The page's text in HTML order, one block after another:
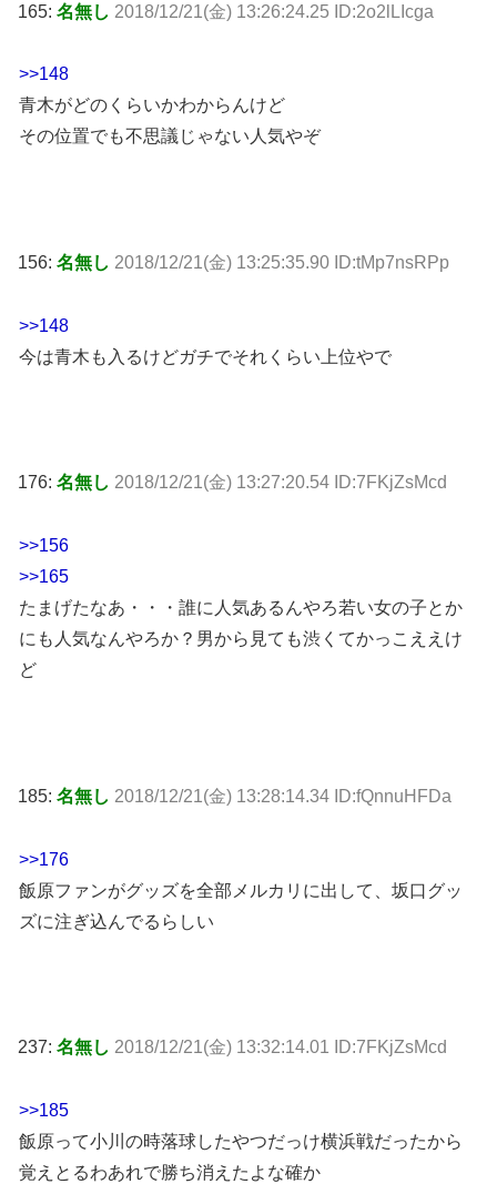
165: 名無し 2018/12/21(金) 13:26:24.25 ID:2o2lLIcga
>>148
青木がどのくらいかわからんけど
その位置でも不思議じゃない人気やぞ
156: 名無し 2018/12/21(金) 13:25:35.90 ID:tMp7nsRPp
>>148
今は青木も入るけどガチでそれくらい上位やで
176: 名無し 2018/12/21(金) 13:27:20.54 ID:7FKjZsMcd
>>156
>>165
たまげたなあ・・・誰に人気あるんやろ若い女の子とか
にも人気なんやろか？男から見ても渋くてかっこええけ
ど
185: 名無し 2018/12/21(金) 13:28:14.34 ID:fQnnuHFDa
>>176
飯原ファンがグッズを全部メルカリに出して、坂口グッ
ズに注ぎ込んでるらしい
237: 名無し 2018/12/21(金) 13:32:14.01 ID:7FKjZsMcd
>>185
飯原って小川の時落球したやつだっけ横浜戦だったから
覚えとるわあれで勝ち消えたよな確か